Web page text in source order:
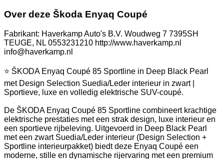
Over deze Škoda Enyaq Coupé
Fabrikant: Haverkamp Auto's B.V. Woudweg 7 7395SH
TEUGE, NL 0553231210 http://www.haverkamp.nl
info@haverkamp.nl
⭐ ŠKODA Enyaq Coupé 85 Sportline in Deep Black Pearl
met Design Selection Suedia/Leder interieur in zwart |
Sportieve, luxe en volledig elektrische SUV-coupé.
De ŠKODA Enyaq Coupé 85 Sportline combineert krachtige
elektrische prestaties met een strak design, luxe interieur en
een sportieve rijbeleving. Uitgevoerd in Deep Black Pearl
met een zwart Suedia/Leder interieur (Design Selection +
Sportline interieurpakket) biedt deze Enyaq Coupé een
moderne, stille en dynamische rijervaring met een premium